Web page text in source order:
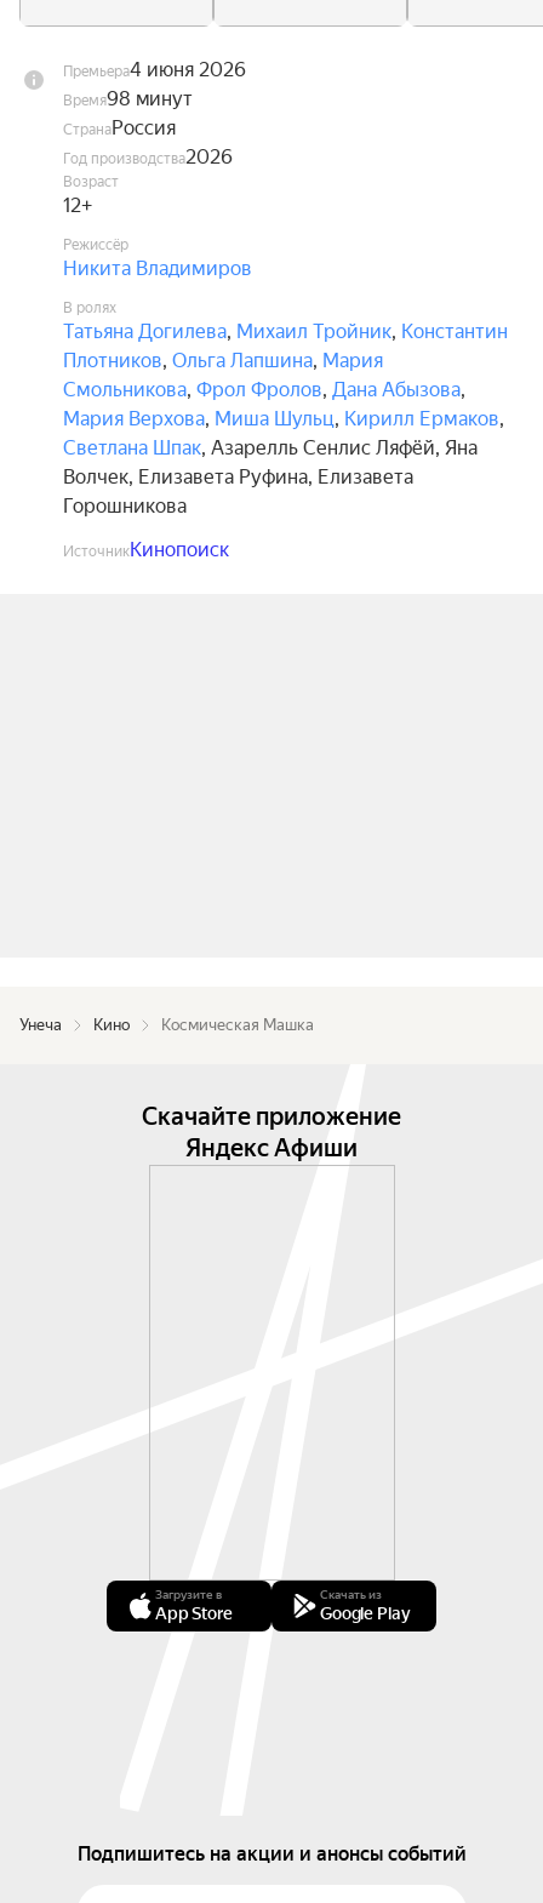
Премьера4 июня 2026
Время98 минут
СтранаРоссия
Год производства2026
Возраст
12+
Режиссёр
Никита Владимиров
В ролях
Татьяна Догилева, Михаил Тройник, Константин
Плотников, Ольга Лапшина, Мария
Смольникова, Фрол Фролов, Дана Абызова,
Мария Верхова, Миша Шульц, Кирилл Ермаков,
Светлана Шпак, Азарелль Сенлис Ляфёй, Яна
Волчек, Елизавета Руфина, Елизавета
Горошникова
ИсточникКинопоиск
Унеча Кино Космическая Машка
Скачайте приложение
Яндекс Афиши
Загрузите в
App Store
Скачать из
Google Play
Подпишитесь на акции и анонсы событий